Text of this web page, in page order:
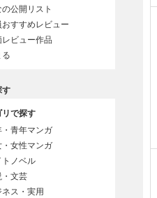
公開リスト
すすめレビュー
ビュー作品
す
リで探す
・青年マンガ
・女性マンガ
トノベル
・文芸
ネス・実用